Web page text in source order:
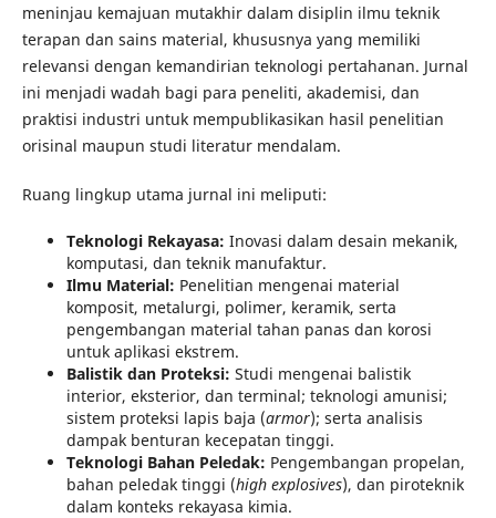
meninjau kemajuan mutakhir dalam disiplin ilmu teknik
terapan dan sains material, khususnya yang memiliki
relevansi dengan kemandirian teknologi pertahanan. Jurnal
ini menjadi wadah bagi para peneliti, akademisi, dan
praktisi industri untuk mempublikasikan hasil penelitian
orisinal maupun studi literatur mendalam.
Ruang lingkup utama jurnal ini meliputi:
Teknologi Rekayasa: Inovasi dalam desain mekanik,
komputasi, dan teknik manufaktur.
Ilmu Material: Penelitian mengenai material
komposit, metalurgi, polimer, keramik, serta
pengembangan material tahan panas dan korosi
untuk aplikasi ekstrem.
Balistik dan Proteksi: Studi mengenai balistik
interior, eksterior, dan terminal; teknologi amunisi;
sistem proteksi lapis baja (armor); serta analisis
dampak benturan kecepatan tinggi.
Teknologi Bahan Peledak: Pengembangan propelan,
bahan peledak tinggi (high explosives), dan piroteknik
dalam konteks rekayasa kimia.